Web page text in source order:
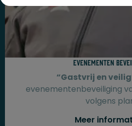
Evenementen
“Gastvrij en
evenementenbeveiliging
volgens
Meer